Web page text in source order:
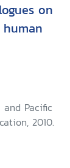
on
and Pacific
2010.